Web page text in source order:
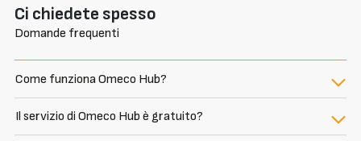
Ci chiedete spesso
Domande frequenti
Come funziona Omeco Hub?
Il servizio di Omeco Hub è gratuito?